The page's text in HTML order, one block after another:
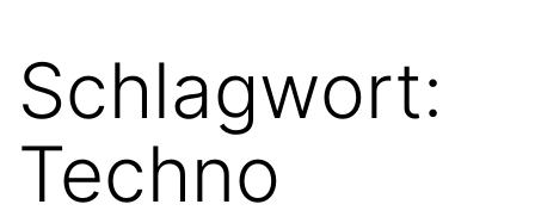
Schlagwort:
Techno